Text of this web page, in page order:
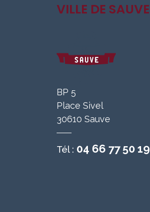
VILLE DE SAUVE
BP 5
Place Sivel
30610 Sauve
Tél : 04 66 77 50 19